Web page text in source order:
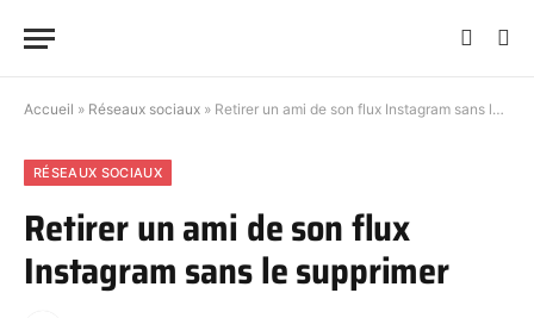
Accueil » Réseaux sociaux » Retirer un ami de son flux Instagram sans le supprimer
RÉSEAUX SOCIAUX
Retirer un ami de son flux
Instagram sans le supprimer